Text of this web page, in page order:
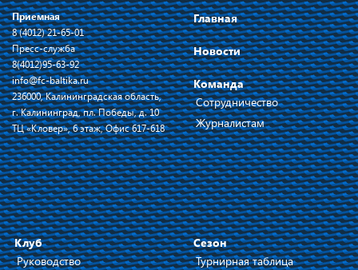
Приемная
8 (4012) 21-65-01
Пресс-служба
8(4012)95-63-92
info@fc-baltika.ru
236000, Калининградская область,
г. Калининград, пл. Победы, д. 10
ТЦ «Кловер», 6 этаж, Офис 617-618
Главная
Новости
Команда
Сотрудничество
Журналистам
Клуб
Руководство
Сезон
Турнирная таблица